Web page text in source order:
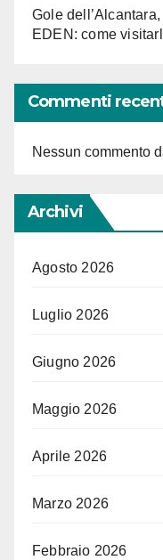
Gole
EDEN: come
Commenti
Nessun commento
Archivi
Agosto 2026
Luglio 2026
Giugno 2026
Maggio 2026
Aprile 2026
Marzo 2026
Febbraio 2026